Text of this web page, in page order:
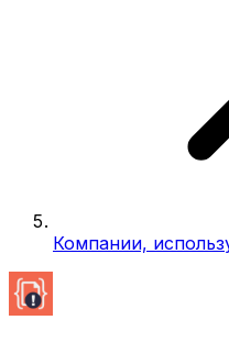
Компании,